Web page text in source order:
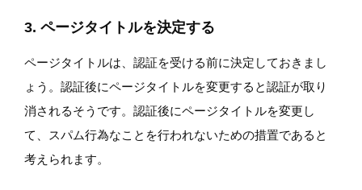
3. ページタイトルを決定する
ページタイトルは、認証を受ける前に決定しておきまし
ょう。認証後にページタイトルを変更すると認証が取り
消されるそうです。認証後にページタイトルを変更し
て、スパム行為なことを行われないための措置であると
考えられます。